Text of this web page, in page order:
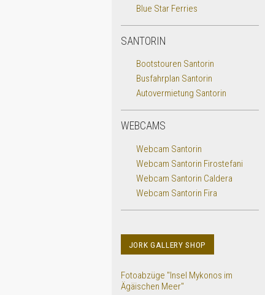
Blue Star Ferries
SANTORIN
Bootstouren Santorin
Busfahrplan Santorin
Autovermietung Santorin
WEBCAMS
Webcam Santorin
Webcam Santorin Firostefani
Webcam Santorin Caldera
Webcam Santorin Fira
JORK GALLERY SHOP
Fotoabzüge "Insel Mykonos im
Ägäischen Meer"